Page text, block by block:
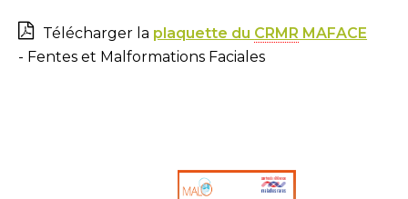
Télécharger la plaquette du CRMR MAFACE
- Fentes et Malformations Faciales